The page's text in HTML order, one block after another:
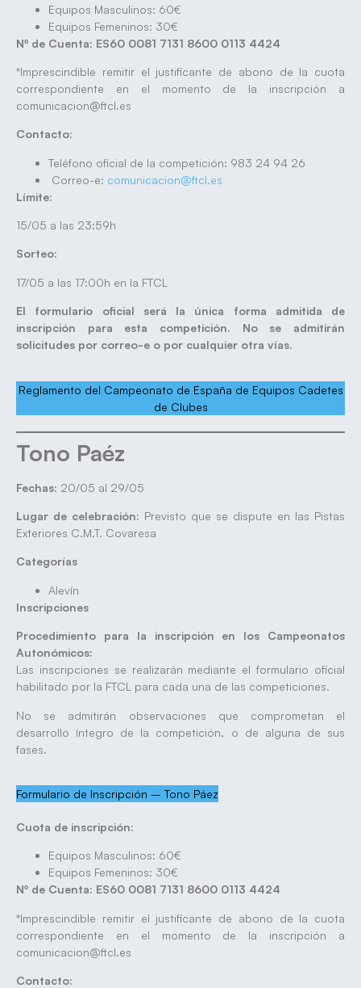
Equipos Masculinos: 60€
Equipos Femeninos: 30€
Nº de Cuenta: ES60 0081 7131 8600 0113 4424
*Imprescindible remitir el justificante de abono de la cuota
correspondiente en el momento de la inscripción a
comunicacion@ftcl.es
Contacto:
Teléfono oficial de la competición: 983 24 94 26
Correo-e: comunicacion@ftcl.es
Límite:
15/05 a las 23:59h
Sorteo:
17/05 a las 17:00h en la FTCL
El formulario oficial será la única forma admitida de
inscripción para esta competición. No se admitirán
solicitudes por correo-e o por cualquier otra vías.
Reglamento del Campeonato de España de Equipos Cadetes
de Clubes
Tono Paéz
Fechas: 20/05 al 29/05
Lugar de celebración: Previsto que se dispute en las Pistas
Exteriores C.M.T. Covaresa
Categorías
Alevín
Inscripciones
Procedimiento para la inscripción en los Campeonatos
Autonómicos:
Las inscripciones se realizarán mediante el formulario oficial
habilitado por la FTCL para cada una de las competiciones.
No se admitirán observaciones que comprometan el
desarrollo íntegro de la competición, o de alguna de sus
fases.
Formulario de Inscripción – Tono Páez
Cuota de inscripción:
Equipos Masculinos: 60€
Equipos Femeninos: 30€
Nº de Cuenta: ES60 0081 7131 8600 0113 4424
*Imprescindible remitir el justificante de abono de la cuota
correspondiente en el momento de la inscripción a
comunicacion@ftcl.es
Contacto: